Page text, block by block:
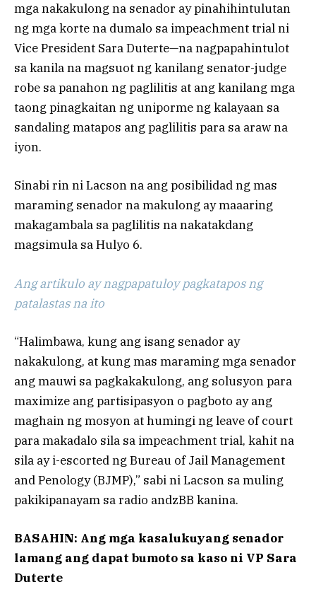
mga nakakulong na senador ay pinahihintulutan
ng mga korte na dumalo sa impeachment trial ni
Vice President Sara Duterte—na nagpapahintulot
sa kanila na magsuot ng kanilang senator-judge
robe sa panahon ng paglilitis at ang kanilang mga
taong pinagkaitan ng uniporme ng kalayaan sa
sandaling matapos ang paglilitis para sa araw na
iyon.
Sinabi rin ni Lacson na ang posibilidad ng mas
maraming senador na makulong ay maaaring
makagambala sa paglilitis na nakatakdang
magsimula sa Hulyo 6.
Ang artikulo ay nagpapatuloy pagkatapos ng
patalastas na ito
“Halimbawa, kung ang isang senador ay
nakakulong, at kung mas maraming mga senador
ang mauwi sa pagkakakulong, ang solusyon para
maximize ang partisipasyon o pagboto ay ang
maghain ng mosyon at humingi ng leave of court
para makadalo sila sa impeachment trial, kahit na
sila ay i-escorted ng Bureau of Jail Management
and Penology (BJMP),” sabi ni Lacson sa muling
pakikipanayam sa radio andzBB kanina.
BASAHIN: Ang mga kasalukuyang senador
lamang ang dapat bumoto sa kaso ni VP Sara
Duterte